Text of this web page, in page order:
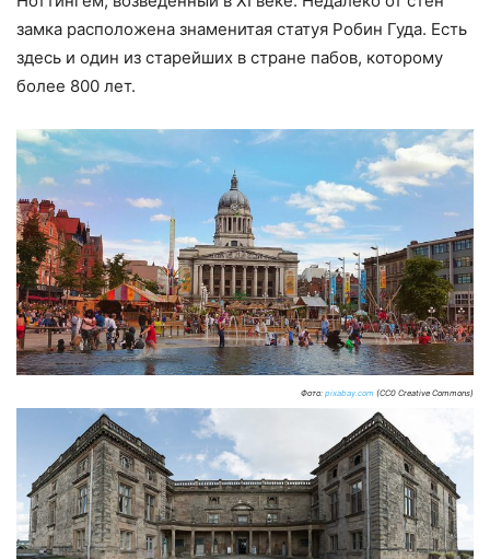
замка расположена знаменитая статуя Робин Гуда. Есть
здесь и один из старейших в стране пабов, которому
более 800 лет.
Фото: pixabay.com (CC0 Creative Commons)